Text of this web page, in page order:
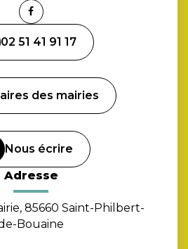
Lien
le
compte
02 51 41 91 17
des mairies
Nous écrire
Adresse
85660 Saint-Philbert-
Bouaine